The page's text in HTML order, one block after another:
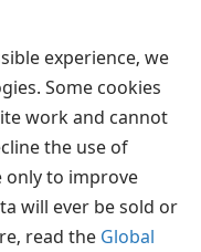
experience, we
Some cookies
work and cannot
the use of
only to improve
will ever be sold or
read the Global
Society of Pennsylvania
செட்டிங்